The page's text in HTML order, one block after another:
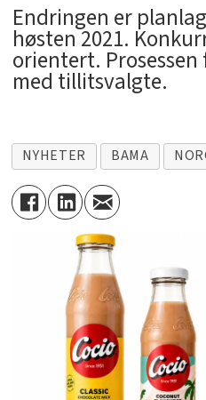
Endringen er
høsten 2021.
orientert.
med tillitsvalgte.
NYHETER BAMA